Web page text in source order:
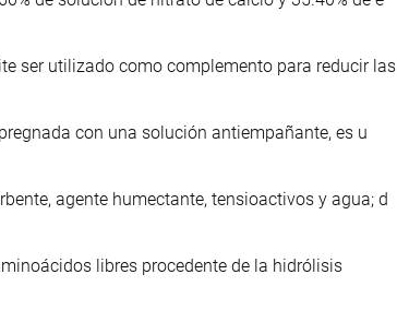
ser utilizado como complemento para reducir las
con una solución antiempañante, es u
agente humectante, tensioactivos y agua; d
libres procedente de la hidrólisis